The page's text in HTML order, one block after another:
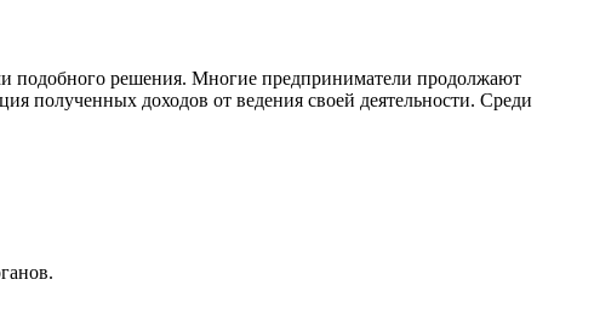
подобного решения. Многие предприниматели продолжают
полученных доходов от ведения своей деятельности. Среди